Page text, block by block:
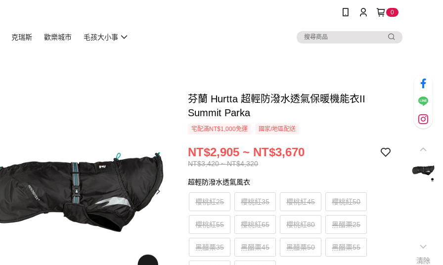
0
克瑞斯 歡樂城市 毛孩大小事
芬蘭 Hurtta 超輕防潑水透氣保暖機能衣II
Summit Parka
宅配滿NT$1,000免運 國家/地區配送
NT$3,420 ~ NT$4,320
NT$2,905 ~ NT$3,670
超輕防潑水透氣風衣
櫻桃紅25 櫻桃紅35 櫻桃紅45 櫻桃紅50
櫻桃紅55 櫻桃紅65 櫻桃紅80 黑醋栗25
黑醋栗35 黑醋栗45 黑醋栗50 黑醋栗55
清除